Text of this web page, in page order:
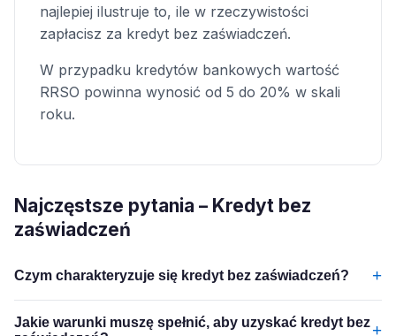
najlepiej ilustruje to, ile w rzeczywistości
zapłacisz za kredyt bez zaświadczeń.
W przypadku kredytów bankowych wartość
RRSO powinna wynosić od 5 do 20% w skali
roku.
Najczęstsze pytania – Kredyt bez
zaświadczeń
Czym charakteryzuje się kredyt bez zaświadczeń? +
Jakie warunki muszę spełnić, aby uzyskać kredyt bez+